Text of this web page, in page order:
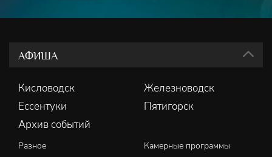
АФИША
Кисловодск
Железноводск
Ессентуки
Пятигорск
Архив событий
Разное
Камерные программы